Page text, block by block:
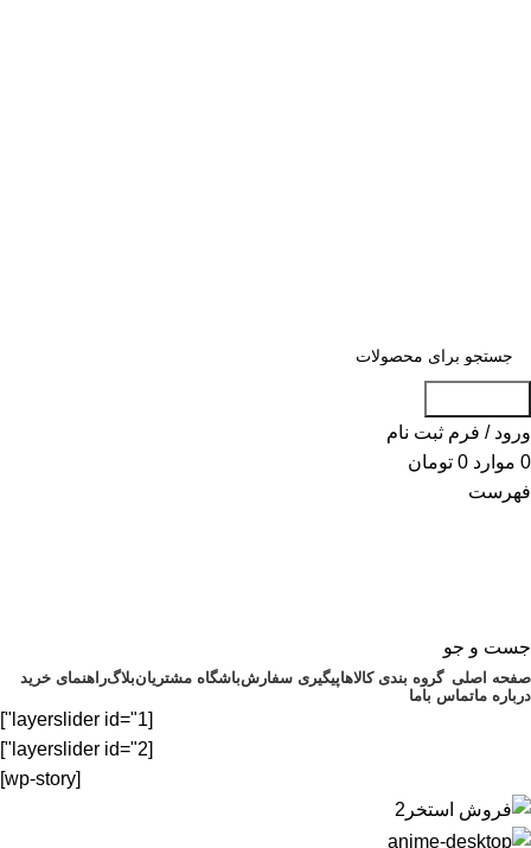
ورود / فرم ثبت نام
0 موارد 0 تومان
فهرست
جست و جو
صفحه اصلی گروه بندی کالاهاپیگیری سفارشباشگاه مشتریانبلاگراهنمای خرید
درباره ماتماس باما
[layerslider id="1"]
[layerslider id="2"]
[wp-story]